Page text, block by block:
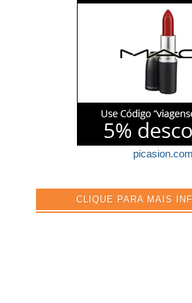
picasion.com
CLIQUE PARA MAIS